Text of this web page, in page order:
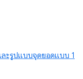
ะรูปแบบจุดยอดแบบ 1